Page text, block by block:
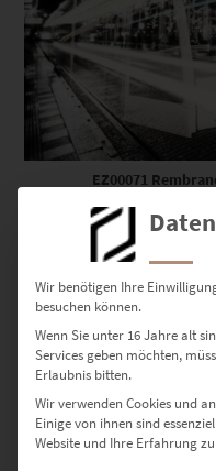
EZ00071
Wir benötigen Ihre
besuchen können.
Wenn Sie unter 16 Jahre alt
Services geben möchten,
Erlaubnis bitten.
Wir verwenden Cookies und
Einige von ihnen sind
Website und Ihre Erfahrung